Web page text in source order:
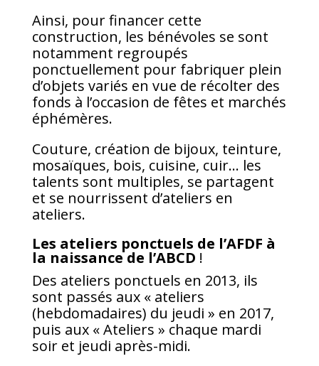
Ainsi, pour financer cette
construction, les bénévoles se sont
notamment regroupés
ponctuellement pour fabriquer plein
d’objets variés en vue de récolter des
fonds à l’occasion de fêtes et marchés
éphémères.
Couture, création de bijoux, teinture,
mosaïques, bois, cuisine, cuir… les
talents sont multiples, se partagent
et se nourrissent d’ateliers en
ateliers.
Les ateliers ponctuels de l’AFDF à
la naissance de l’ABCD !
Des ateliers ponctuels en 2013, ils
sont passés aux « ateliers
(hebdomadaires) du jeudi » en 2017,
puis aux « Ateliers » chaque mardi
soir et jeudi après-midi.